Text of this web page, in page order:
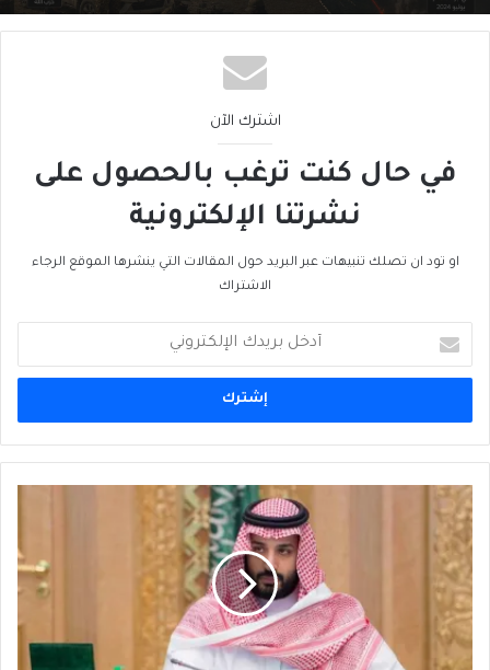
اشترك الآن
في حال كنت ترغب بالحصول على
نشرتنا الإلكترونية
او تود ان تصلك تنبيهات عبر البريد حول المقالات التي ينشرها الموقع الرجاء
الاشتراك
بريدك
الإلكتروني
المملكة
العربية
السعودية
تدفع
فواتيرها